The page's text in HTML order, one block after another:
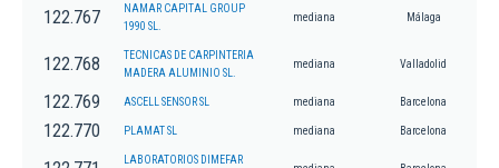
122.767
NAMAR CAPITAL GROUP
1990 SL.
mediana Málaga
122.768
TECNICAS DE CARPINTERIA
MADERA ALUMINIO SL.
mediana Valladolid
122.769 ASCELL SENSOR SL mediana Barcelona
122.770 PLAMAT SL mediana Barcelona
LABORATORIOS DIMEFAR